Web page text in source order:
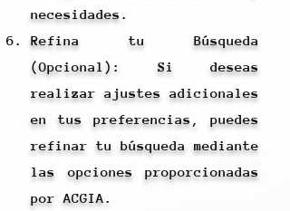
necesidades.
Refina tu Búsqueda
(Opcional): Si deseas
realizar ajustes adicionales
en tus preferencias, puedes
refinar tu búsqueda mediante
las opciones proporcionadas
por ACGIA.